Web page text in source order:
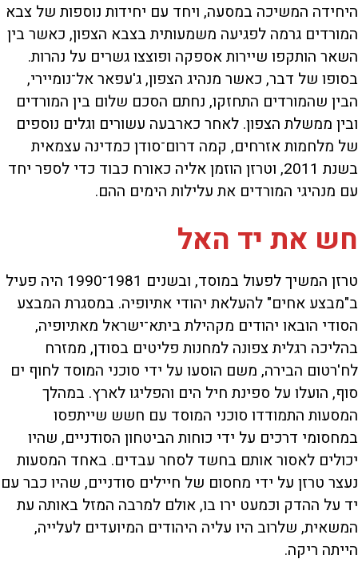
היחידה המשיכה במסעה, ויחד עם יחידות נוספות של צבא
המורדים גרמה לפגיעה משמעותית בצבא הצפון, כאשר בין
השאר הותקפו שיירות אספקה ופוצצו גשרים על נהרות.
בסופו של דבר, כאשר מנהיג הצפון, ג'עפאר אל־נומיירי,
הבין שהמורדים התחזקו, נחתם הסכם שלום בין המורדים
ובין ממשלת הצפון. לאחר כארבעה עשורים וגלים נוספים
של מלחמות אזרחים, קמה דרום־סודן כמדינה עצמאית
בשנת 2011, וטרזן הוזמן אליה כאורח כבוד כדי לספר יחד
עם מנהיגי המורדים את עלילות הימים ההם.
חש את יד האל
טרזן המשיך לפעול במוסד, ובשנים 1981־1990 היה פעיל
ב"מבצע אחים" להעלאת יהודי אתיופיה. במסגרת המבצע
הסודי הובאו יהודים מקהילת ביתא־ישראל מאתיופיה,
בהליכה רגלית צפונה למחנות פליטים בסודן, ממזרח
לח'רטום הבירה, משם הוסעו על ידי סוכני המוסד לחוף ים
סוף, הועלו על ספינת חיל הים והפליגו לארץ. במהלך
המסעות התמודדו סוכני המוסד עם חשש שייתפסו
במחסומי דרכים על ידי כוחות הביטחון הסודניים, שהיו
יכולים לאסור אותם בחשד לסחר עבדים. באחד המסעות
נעצר טרזן על ידי מחסום של חיילים סודניים, שהיו כבר עם
יד על ההדק וכמעט ירו בו, אולם למרבה המזל באותה עת
המשאית, שלרוב היו עליה היהודים המיועדים לעלייה,
הייתה ריקה.